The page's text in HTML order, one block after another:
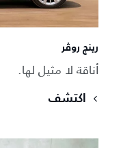
رينج روڤر
أناقة لا مثيل لها.
اكتشف